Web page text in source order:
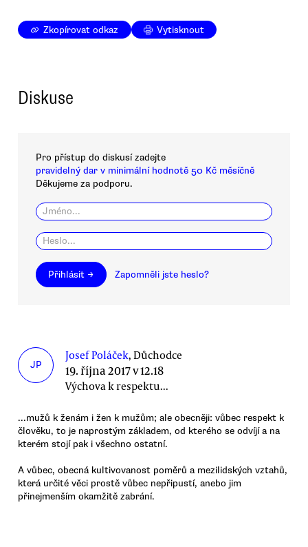
Zkopírovat odkaz Vytisknout
Diskuse
Pro přístup do diskusí zadejte
pravidelný dar v minimální hodnotě 50 Kč měsíčně
Děkujeme za podporu.
Přihlásit → Zapomněli jste heslo?
JP
Josef Poláček, Důchodce
19. října 2017 v 12.18
Výchova k respektu...
...mužů k ženám i žen k mužům; ale obecněji: vůbec respekt k
člověku, to je naprostým základem, od kterého se odvíjí a na
kterém stojí pak i všechno ostatní.
A vůbec, obecná kultivovanost poměrů a mezilidských vztahů,
která určité věci prostě vůbec nepřipustí, anebo jim
přinejmenším okamžitě zabrání.